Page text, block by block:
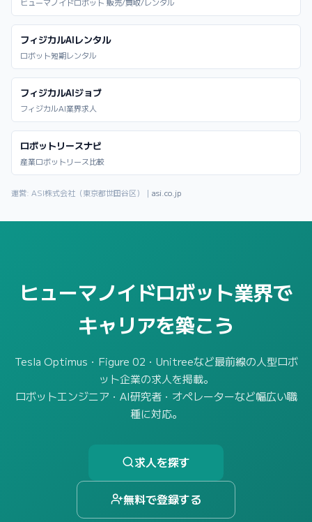
フィジカルAIレンタル
ロボット短期レンタル
フィジカルAIジョブ
フィジカルAI業界求人
ロボットリースナビ
産業ロボットリース比較
運営: ASI株式会社（東京都世田谷区）｜ asi.co.jp
ヒューマノイドロボット業界で
キャリアを築こう
Tesla Optimus・Figure 02・Unitreeなど最前線の人型ロボ
ット企業の求人を掲載。
ロボットエンジニア・AI研究者・オペレーターなど幅広い職
種に対応。
求人を探す
無料で登録する